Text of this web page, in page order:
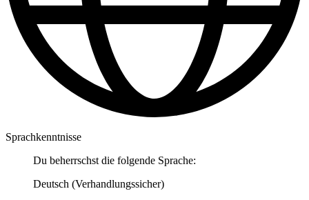
Sprachkenntnisse
Du beherrschst die folgende Sprache:
Deutsch (Verhandlungssicher)